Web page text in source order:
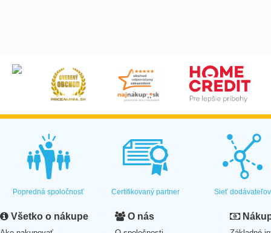
Popredná spoločnosť Certifikovaný partner Sieť dodávateľov
Všetko o nákupe O nás